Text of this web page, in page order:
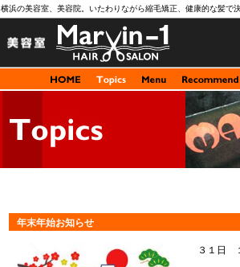
横浜の美容室、美容院。いたわりながら縮毛矯正、健康的な髪で
年末年始お知らせ
３１日